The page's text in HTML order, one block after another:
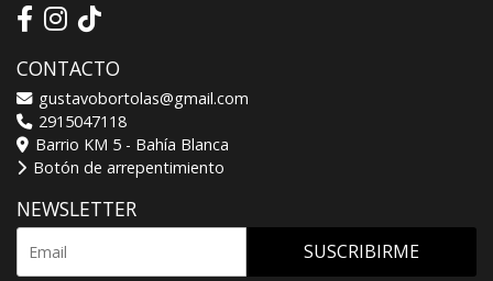
CONTACTO
gustavobortolas@gmail.com
2915047118
Barrio KM 5 - Bahía Blanca
Botón de arrepentimiento
NEWSLETTER
SUSCRIBIRME